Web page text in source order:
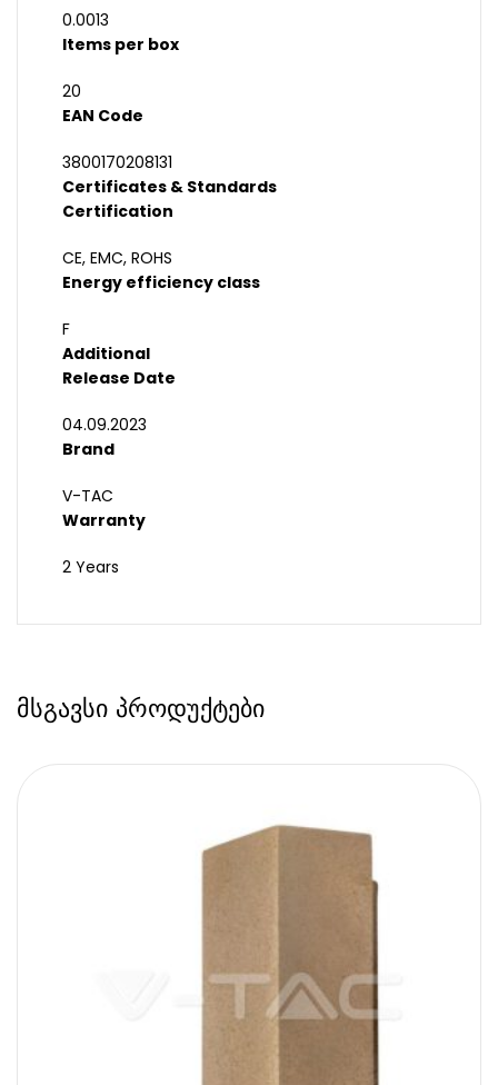
0.0013
Items per box
20
EAN Code
3800170208131
Certificates & Standards
Certification
CE, EMC, ROHS
Energy efficiency class
F
Additional
Release Date
04.09.2023
Brand
V-TAC
Warranty
2 Years
მსგავსი პროდუქტები